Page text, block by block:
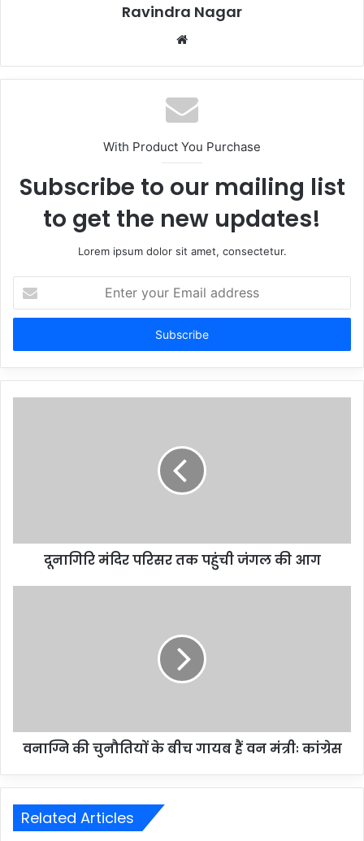
Ravindra Nagar
Website
With Product You Purchase
Subscribe to our mailing list
to get the new updates!
Lorem ipsum dolor sit amet, consectetur.
your
Email
दूनागिरि मंदिर परिसर तक पहुंची जंगल की आग
वनाग्नि की चुनौतियों के बीच गायब हैं वन मंत्रीः कांग्रेस
Related Articles